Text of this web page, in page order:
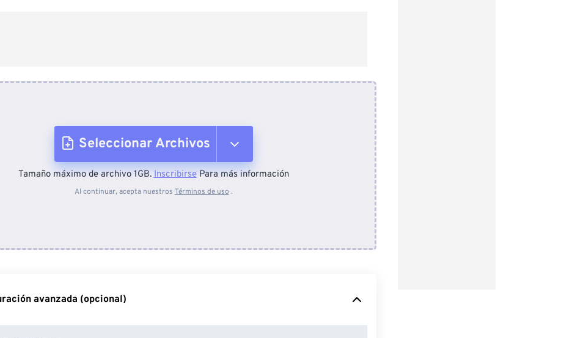
Seleccionar Archivos
Desde el dispositivo
Tamaño máximo de archivo 1GB.InscribirsePara más información
Al continuar, acepta nuestros Términos de uso .
avanzada (opcional)